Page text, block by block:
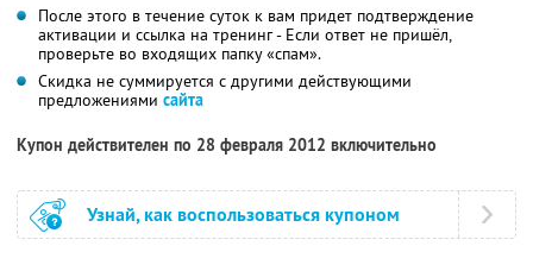
После этого в течение суток к вам придет подтверждение
активации и ссылка на тренинг - Если ответ не пришёл,
проверьте во входящих папку «спам».
Скидка не суммируется с другими действующими
предложениями сайта
Купон действителен по 28 февраля 2012 включительно
Узнай, как воспользоваться купоном